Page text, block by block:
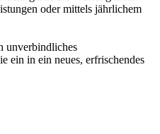
oder mittels jährlichem
unverbindliches
ein in ein neues, erfrischendes